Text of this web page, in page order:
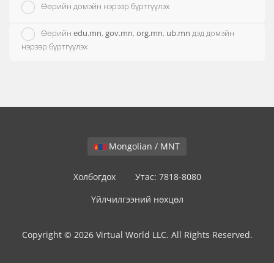
Өөрийн домэйн нэрээр бүртгүүлэх
Өөрийн edu.mn, gov.mn, org.mn, ub.mn дэд домэйн
нэрээр бүртгүүлэх
Mongolian / MNT
Холбогдох
Утас: 7818-8080
Үйлчилгээний нөхцөл
Copyright © 2026 Virtual World LLC. All Rights Reserved.